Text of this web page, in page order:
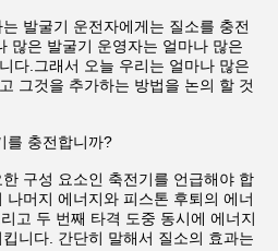
발굴기 운전자에게는 질소를 충전
많은 발굴기 운영자는 얼마나 많은
다.그래서 오늘 우리는 얼마나 많은
그것을 추가하는 방법을 논의 할 것
를 충전합니까?
구성 요소인 축전기를 언급해야 합
머지 에너지와 피스톤 후퇴의 에너
고 두 번째 타격 도중 동시에 에너지
니다. 간단히 말해서 질소의 효과는